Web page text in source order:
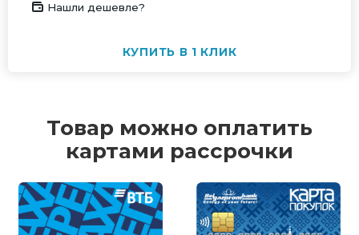
Нашли дешевле?
КУПИТЬ В 1 КЛИК
Товар можно оплатить
картами рассрочки